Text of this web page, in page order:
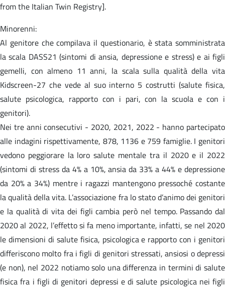
from the Italian Twin Registry].
Minorenni:
Al genitore che compilava il questionario, è stata somministrata
la scala DASS21 (sintomi di ansia, depressione e stress) e ai figli
gemelli, con almeno 11 anni, la scala sulla qualità della vita
Kidscreen-27 che vede al suo interno 5 costrutti (salute fisica,
salute psicologica, rapporto con i pari, con la scuola e con i
genitori).
Nei tre anni consecutivi - 2020, 2021, 2022 - hanno partecipato
alle indagini rispettivamente, 878, 1136 e 759 famiglie. I genitori
vedono peggiorare la loro salute mentale tra il 2020 e il 2022
(sintomi di stress da 4% a 10%, ansia da 33% a 44% e depressione
da 20% a 34%) mentre i ragazzi mantengono pressoché costante
la qualità della vita. L’associazione fra lo stato d’animo dei genitori
e la qualità di vita dei figli cambia però nel tempo. Passando dal
2020 al 2022, l’effetto si fa meno importante, infatti, se nel 2020
le dimensioni di salute fisica, psicologica e rapporto con i genitori
differiscono molto fra i figli di genitori stressati, ansiosi o depressi
(e non), nel 2022 notiamo solo una differenza in termini di salute
fisica fra i figli di genitori depressi e di salute psicologica nei figli